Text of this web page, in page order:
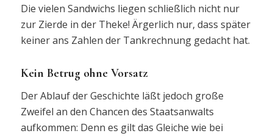
Die vielen Sandwichs liegen schließlich nicht nur
zur Zierde in der Theke! Ärgerlich nur, dass später
keiner ans Zahlen der Tankrechnung gedacht hat.
Kein Betrug ohne Vorsatz
Der Ablauf der Geschichte läßt jedoch große
Zweifel an den Chancen des Staatsanwalts
aufkommen: Denn es gilt das Gleiche wie bei